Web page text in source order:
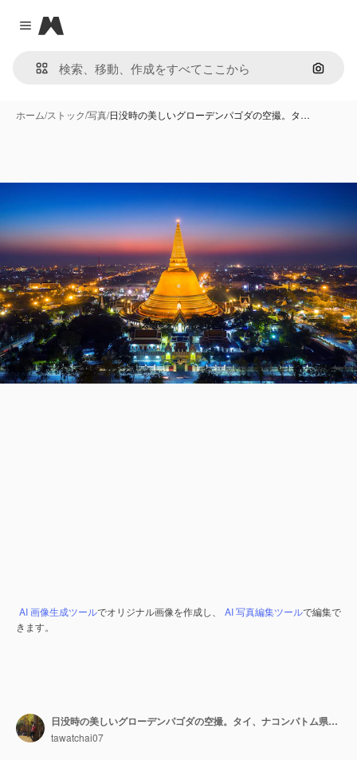
Close menu
Magnific
画像で
ホーム/ストック/写真/日没時の美しいグローデンパゴダの空撮。タ…
AI 画像生成ツールでオリジナル画像を作成し、 AI 写真編集ツールで編集で
きます。
日没時の美しいグローデンパゴダの空撮。タイ、ナコンパトム県のプラパトムチェディ寺院。
tawatchai07